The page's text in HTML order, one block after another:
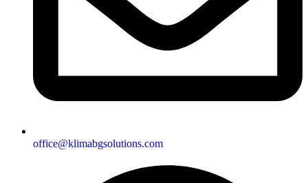
office@klimabgsolutions.com